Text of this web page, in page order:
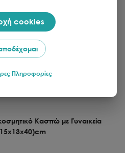
Κασπώ με Γυναικεία
cookies
Πληροφορίες